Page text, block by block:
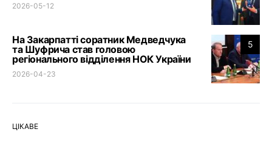
2026-05-12
5
На Закарпатті соратник Медведчука
та Шуфрича став головою
регіонального відділення НОК України
2026-04-23
ЦІКАВЕ